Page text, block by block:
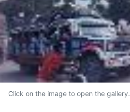
Click on the image to open the gallery.